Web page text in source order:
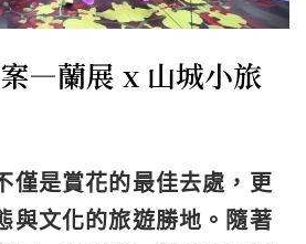
—蘭展 x 山城小旅
僅是賞花的最佳去處，更
與文化的旅遊勝地。隨著